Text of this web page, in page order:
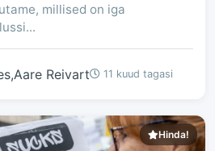
millised on iga
Reivart 11 kuud tagasi
Hinda!